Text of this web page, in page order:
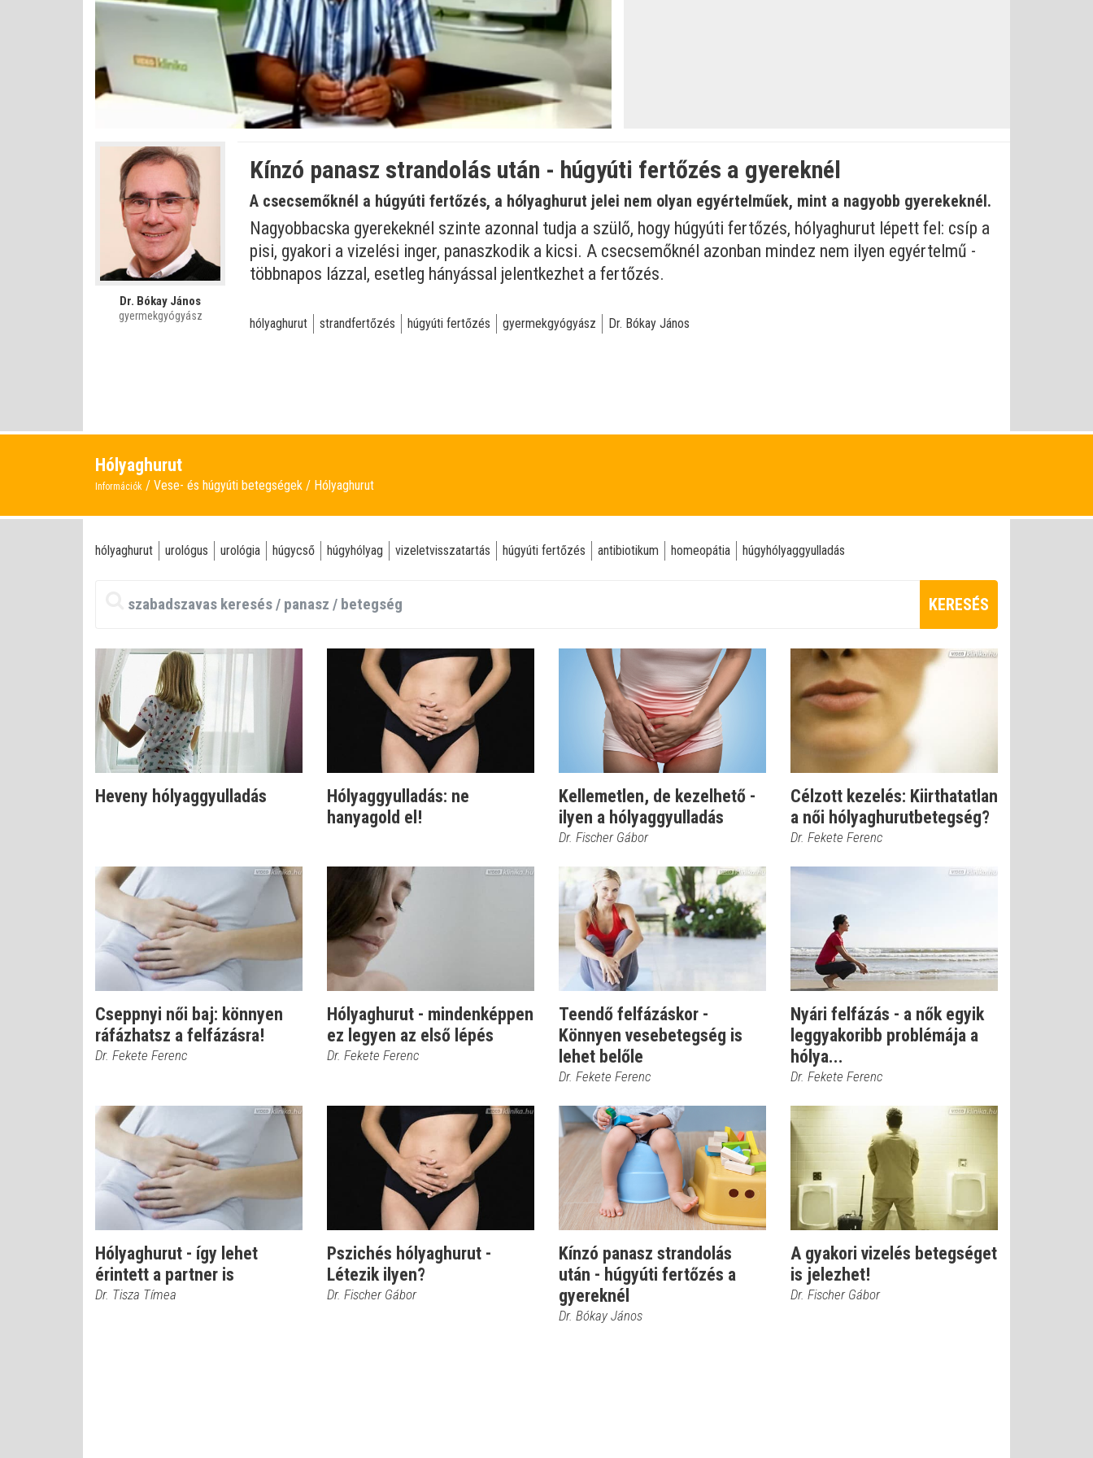
Dr. Bókay János
gyermekgyógyász
Kínzó panasz strandolás után - húgyúti fertőzés a gyereknél
A csecsemőknél a húgyúti fertőzés, a hólyaghurut jelei nem olyan egyértelműek, mint a nagyobb gyerekeknél.
Nagyobbacska gyerekeknél szinte azonnal tudja a szülő, hogy húgyúti fertőzés, hólyaghurut lépett fel: csíp a
pisi, gyakori a vizelési inger, panaszkodik a kicsi. A csecsemőknél azonban mindez nem ilyen egyértelmű -
többnapos lázzal, esetleg hányással jelentkezhet a fertőzés.
hólyaghurut strandfertőzés húgyúti fertőzés gyermekgyógyász Dr. Bókay János
Hólyaghurut
Információk Vese- és húgyúti betegségek Hólyaghurut
hólyaghurut urológus urológia húgycső húgyhólyag vizeletvisszatartás húgyúti fertőzés antibiotikum homeopátia húgyhólyaggyulladás
KERESÉS
Heveny hólyaggyulladás
Hólyaggyulladás: ne
hanyagold el!
Kellemetlen, de kezelhető -
ilyen a hólyaggyulladás
Dr. Fischer Gábor
Célzott kezelés: Kiirthatatlan
a női hólyaghurutbetegség?
Dr. Fekete Ferenc
Cseppnyi női baj: könnyen
ráfázhatsz a felfázásra!
Dr. Fekete Ferenc
Hólyaghurut - mindenképpen
ez legyen az első lépés
Dr. Fekete Ferenc
Teendő felfázáskor -
Könnyen vesebetegség is
lehet belőle
Dr. Fekete Ferenc
Nyári felfázás - a nők egyik
leggyakoribb problémája a
hólya...
Dr. Fekete Ferenc
Hólyaghurut - így lehet
érintett a partner is
Dr. Tisza Tímea
Pszichés hólyaghurut -
Létezik ilyen?
Dr. Fischer Gábor
Kínzó panasz strandolás
után - húgyúti fertőzés a
gyereknél
Dr. Bókay János
A gyakori vizelés betegséget
is jelezhet!
Dr. Fischer Gábor